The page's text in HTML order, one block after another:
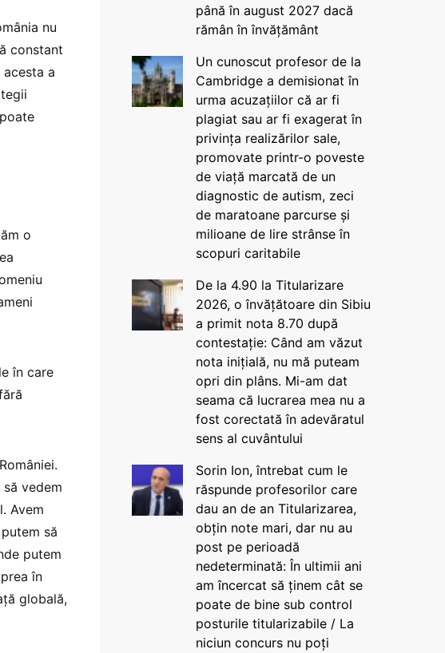
nu
constant
a
o
în care
vedem
Avem
să
putem
în
globală,
până în august 2027 dacă
rămân în învățământ
Un cunoscut profesor de la
Cambridge a demisionat în
urma acuzațiilor că ar fi
plagiat sau ar fi exagerat în
privința realizărilor sale,
promovate printr-o poveste
de viață marcată de un
diagnostic de autism, zeci
de maratoane parcurse și
milioane de lire strânse în
scopuri caritabile
De la 4.90 la Titularizare
2026, o învățătoare din Sibiu
a primit nota 8.70 după
contestație: Când am văzut
nota inițială, nu mă puteam
opri din plâns. Mi-am dat
seama că lucrarea mea nu a
fost corectată în adevăratul
sens al cuvântului
Sorin Ion, întrebat cum le
răspunde profesorilor care
dau an de an Titularizarea,
obțin note mari, dar nu au
post pe perioadă
nedeterminată: În ultimii ani
am încercat să ținem cât se
poate de bine sub control
posturile titularizabile / La
niciun concurs nu poți